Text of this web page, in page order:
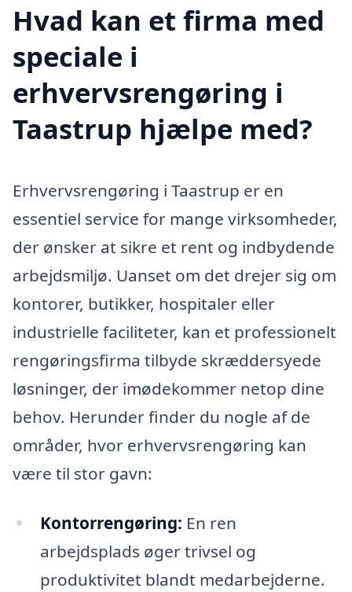
Hvad kan et firma med
speciale i
erhvervsrengøring i
Taastrup hjælpe med?
Erhvervsrengøring i Taastrup er en
essentiel service for mange virksomheder,
der ønsker at sikre et rent og indbydende
arbejdsmiljø. Uanset om det drejer sig om
kontorer, butikker, hospitaler eller
industrielle faciliteter, kan et professionelt
rengøringsfirma tilbyde skræddersyede
løsninger, der imødekommer netop dine
behov. Herunder finder du nogle af de
områder, hvor erhvervsrengøring kan
være til stor gavn:
Kontorrengøring: En ren
arbejdsplads øger trivsel og
produktivitet blandt medarbejderne.